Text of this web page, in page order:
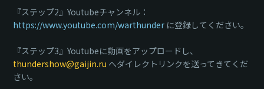
『ステップ2』Youtubeチャンネル：
https://www.youtube.com/warthunder に登録してください。
『ステップ3』Youtubeに動画をアップロードし、
thundershow@gaijin.ru へダイレクトリンクを送ってきてくだ
さい。